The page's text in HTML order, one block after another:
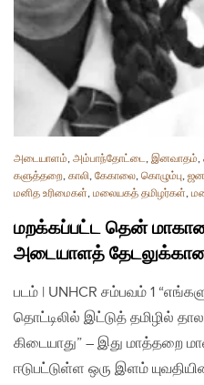
அடையாளம், அம்பாந்தோட்டை, இனவாதம்,
களுத்தறை, காலி, கேகாலை, கொழும்பு,
மனித உரிமைகள், மலையகத் தமிழர்கள்,
மறக்கப்பட்ட தென்
அடையாளத்
படம் | UNHCR சம்பவம் 1
தொட்டிலில் இட்டுத் தமிழில்
கிடையாது” – இது மாத்தறை
ஈடுபட்டுள்ள ஒரு இளம்